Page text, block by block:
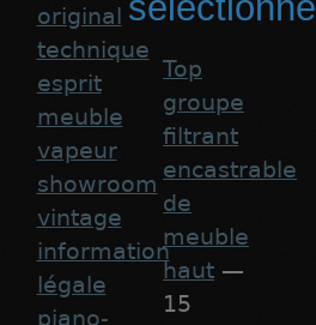
original
technique
esprit
meuble
vapeur
showroom
vintage
information
légale
piano-
Top
groupe
filtrant
encastrable
de
meuble
haut —
15